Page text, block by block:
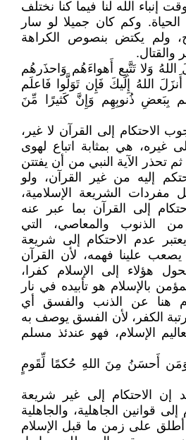
إنباء الله لنا فيما كنا نختلف
وكم كان جميلا لو سار
ولم يكتض بنصوص الكراهة
والقتال.
وَلا تَتَّبِع أَهواءَهُم وَاحذَرهُم
اللهُ إِلَيكَ فَإِن تَوَلَّوا فَاعلَم
بِبَعضِ ذُنوبِهِم وَإِنَّ كَثيرًا مِّنَ
الاحتكام إلى القرآن لا غير،
غيره، هي بمثابة اتباع لهوى
تحذر الآية النبي من أن يفتتن
إليه من غير القرآن، ولو
الشريعة الإسلامية،
إلى القرآن بما عبر عنه
من الذنوب والمعاصي، التي
عدم الاحتكام إلى شريعة
يصعب علينا فهمه، لأن القرآن
هؤلاء إلى الإسلام كفرا،
بالإسلام هو تأبيده في نار
هنا عن الذنب والفسق أي
الكفر، لأن الفسق يوصف به
الإسلام، فهو عندئذ مسلم
وَمَن أَحسَنُ مِنَ اللهِ حُكمًا لِّقَومٍ
إن الاحتكام إلى غير شريعة
إلى قوانين الجاهلية، والجاهلية
على زمن ما قبل الإسلام